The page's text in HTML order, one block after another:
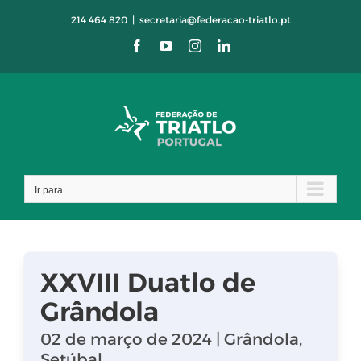
214 464 820 | secretaria@federacao-triatlo.pt
FacebookYouTubeInstagramLinkedIn
Ir para...